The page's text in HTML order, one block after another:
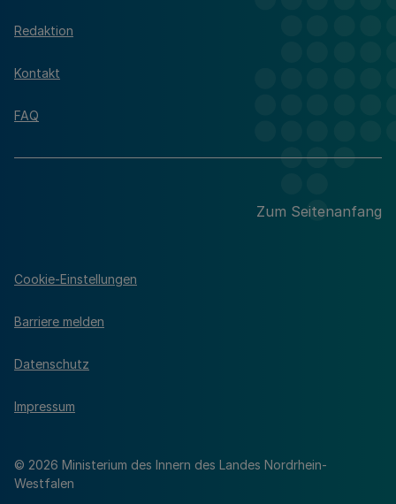
Redaktion
Kontakt
FAQ
Zum Seitenanfang
© 2026 Ministerium des Innern des Landes Nordrhein-
Westfalen
Cookie-Einstellungen
Barriere melden
Datenschutz
Impressum